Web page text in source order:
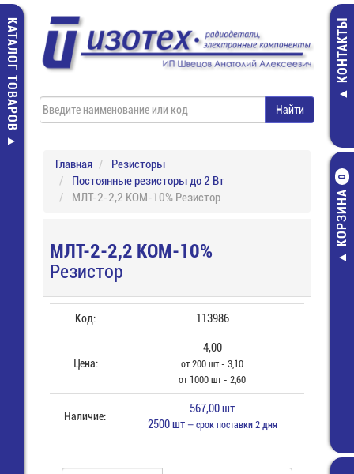
КАТАЛОГ ТОВАРОВ КОНТАКТЫ
КОРЗИНА
0
Главная
Резисторы
Постоянные резисторы до 2 Вт
МЛТ-2-2,2 КОМ-10% Резистор
МЛТ-2-2,2 КОМ-10%
Резистор
Код: 113986
Цена:
4,00
от 200 шт - 3,10
от 1000 шт - 2,60
Наличие:
567,00 шт
2500 шт— срок поставки 2 дня